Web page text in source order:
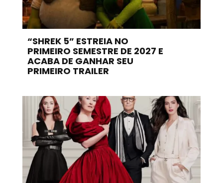
“SHREK 5” ESTREIA NO
PRIMEIRO SEMESTRE DE 2027 E
ACABA DE GANHAR SEU
PRIMEIRO TRAILER